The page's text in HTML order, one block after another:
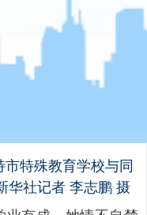
特殊教育学校与同
华社记者 李志鹏 摄